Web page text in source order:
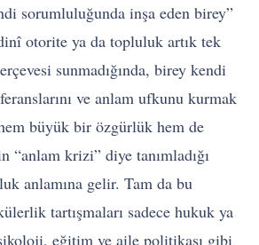
sorumluluğunda inşa eden birey”
otorite ya da topluluk artık tek
sunmadığında, birey kendi
ve anlam ufkunu kurmak
büyük bir özgürlük hem de
“anlam krizi” diye tanımladığı
anlamına gelir. Tam da bu
tartışmaları sadece hukuk ya
eğitim ve aile politikası gibi